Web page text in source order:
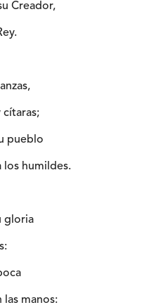
Creador,
cítaras;
pueblo
los humildes.
gloria
las manos: